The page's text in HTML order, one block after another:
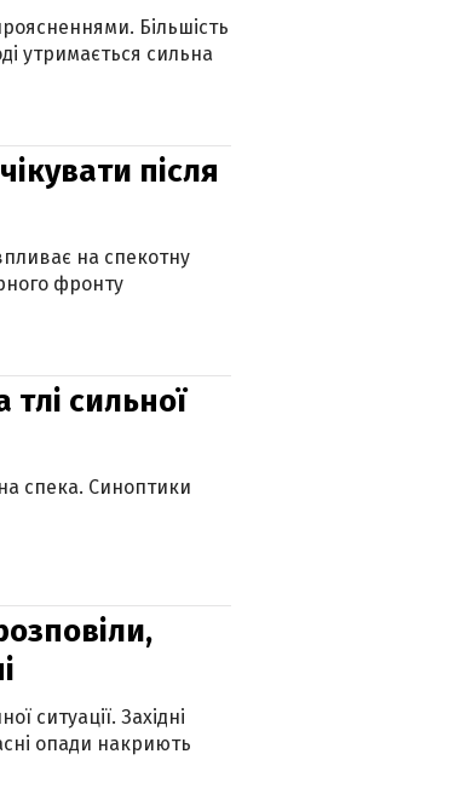
Більшість
утримається сильна
після
на спекотну
фронту
сильної
спека. Синоптики
ситуації. Західні
опади накриють